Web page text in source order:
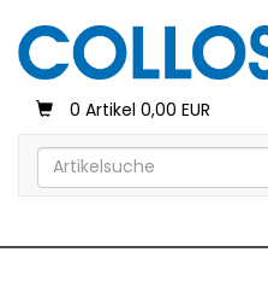
0 Artikel 0,00 EUR